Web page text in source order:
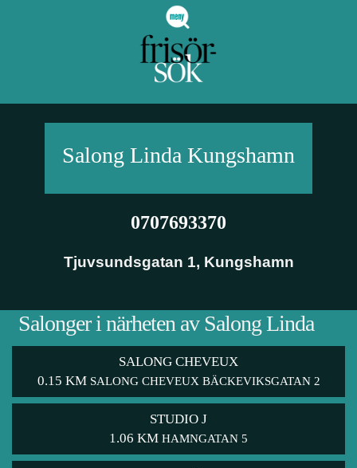
Salong Linda Kungshamn
0707693370
Tjuvsundsgatan 1, Kungshamn
Salonger i närheten av Salong Linda
SALONG CHEVEUX
0.15 KM SALONG CHEVEUX BÄCKEVIKSGATAN 2
STUDIO J
1.06 KM HAMNGATAN 5